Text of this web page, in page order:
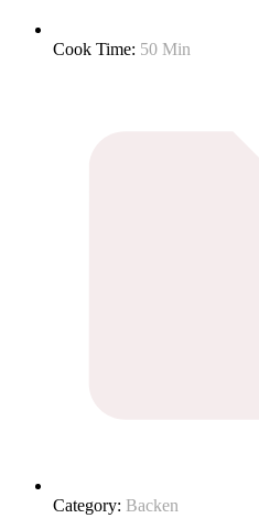
Cook Time: 50 Min
Category: Backen